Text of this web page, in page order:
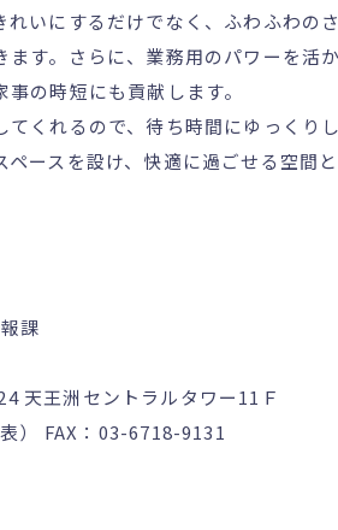
いにするだけでなく、ふわふわのさ
ます。さらに、業務用のパワーを活か
の時短にも貢献します。
くれるので、待ち時間にゆっくりし
ースを設け、快適に過ごせる空間と
課
天王洲セントラルタワー11Ｆ
） FAX：03-6718-9131